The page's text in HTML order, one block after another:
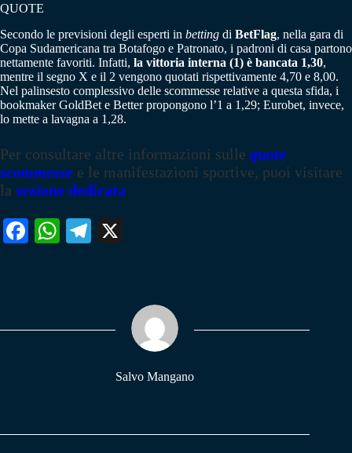
QUOTE
Secondo le previsioni degli esperti in betting di BetFlag, nella gara di
Copa Sudamericana tra Botafogo e Patronato, i padroni di casa partono
nettamente favoriti. Infatti, la vittoria interna (1) è bancata 1,30,
mentre il segno X e il 2 vengono quotati rispettivamente 4,70 e 8,00.
Nel palinsesto complessivo delle scommesse relative a questa sfida, i
bookmaker GoldBet e Better propongono l’1 a 1,29; Eurobet, invece,
lo mette a lavagna a 1,28.
Per consultare altre informazioni sulle quote
scommesse e le manifestazioni sportive, puoi visitare
la sezione dedicata
Fa W
pp
Te
m
Salvo Mangano